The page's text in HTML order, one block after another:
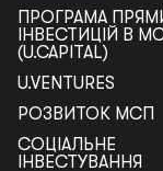
ПРОГРАМА
ІНВЕСТИЦІЙ В
(U.CAPITAL)
U.VENTURES
РОЗВИТОК МСП
СОЦІАЛЬНЕ
ІНВЕСТУВАННЯ